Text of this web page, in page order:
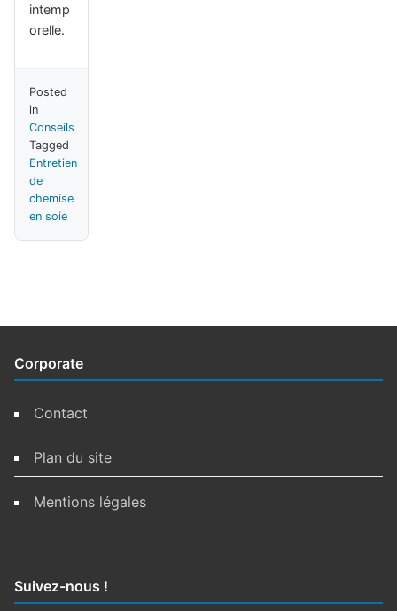
intemp
orelle.
Posted
in
Conseils
Tagged
Entretien
de
chemise
en soie
Corporate
Contact
Plan du site
Mentions légales
Suivez-nous !